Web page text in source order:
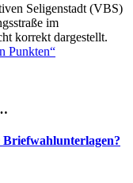
Seligenstadt (VBS)
im
korrekt dargestellt.
Punkten“